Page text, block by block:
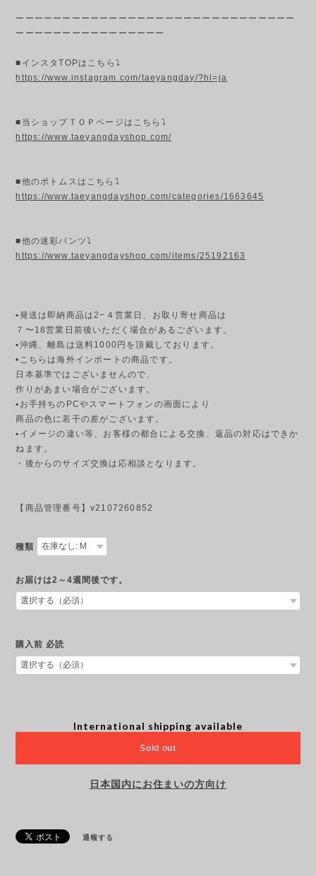
ーーーーーーーーーーーーーーーーーーーーーーーーーーーーーー
ーーーーーーーーーーーーーーーー
■インスタTOPはこちら⤵
https://www.instagram.com/taeyangday/?hl=ja
■当ショップＴＯＰページはこちら⤵
https://www.taeyangdayshop.com/
■他のボトムスはこちら⤵
https://www.taeyangdayshop.com/categories/1663645
■他の迷彩パンツ⤵
https://www.taeyangdayshop.com/items/25192163
▪発送は即納商品は2−４営業日、お取り寄せ商品は
７〜18営業日前後いただく場合があるございます。
▪︎沖縄、離島は送料1000円を頂戴しております。
•こちらは海外インポートの商品です。
日本基準ではございませんので、
作りがあまい場合がございます。
▪︎お手持ちのPCやスマートフォンの画面により
商品の色に若干の差がございます。
▪︎イメージの違い等、お客様の都合による交換、返品の対応はできか
ねます。
・後からのサイズ交換は応相談となります。
【商品管理番号】v2107260852
種類
お届けは2～4週間後です。
購入前 必読
International shipping available
Sold out
日本国内にお住まいの方向け
通報する